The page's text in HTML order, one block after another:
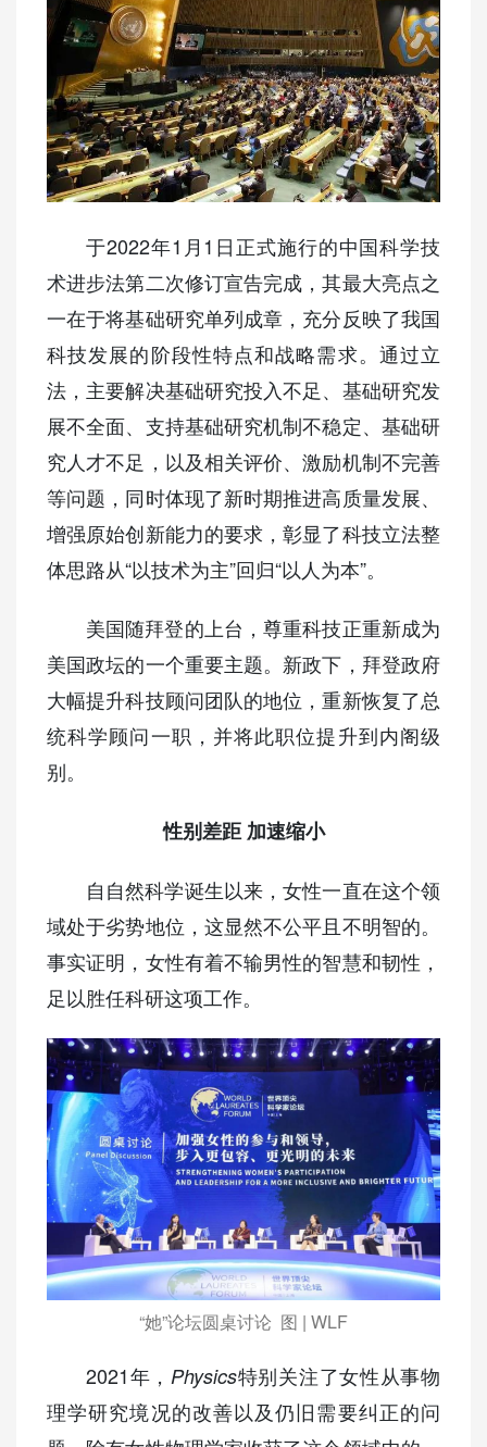
于2022年1月1日正式施行的中国科学技
术进步法第二次修订宣告完成，其最大亮点之
一在于将基础研究单列成章，充分反映了我国
科技发展的阶段性特点和战略需求。通过立
法，主要解决基础研究投入不足、基础研究发
展不全面、支持基础研究机制不稳定、基础研
究人才不足，以及相关评价、激励机制不完善
等问题，同时体现了新时期推进高质量发展、
增强原始创新能力的要求，彰显了科技立法整
体思路从“以技术为主”回归“以人为本”。
美国随拜登的上台，尊重科技正重新成为
美国政坛的一个重要主题。新政下，拜登政府
大幅提升科技顾问团队的地位，重新恢复了总
统科学顾问一职，并将此职位提升到内阁级
别。
性别差距 加速缩小
自自然科学诞生以来，女性一直在这个领
域处于劣势地位，这显然不公平且不明智的。
事实证明，女性有着不输男性的智慧和韧性，
足以胜任科研这项工作。
“她”论坛圆桌讨论 图 | WLF
2021年， Physics特别关注了女性从事物
理学研究境况的改善以及仍旧需要纠正的问